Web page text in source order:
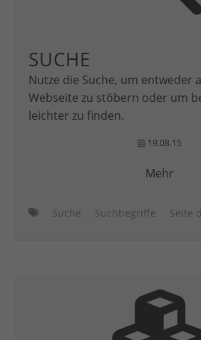
SUCHE
Nutze die Suche, um entweder
Webseite zu stöbern oder um
leichter zu finden.
19.08.15
Mehr
Suche Suchbegriffe Seite